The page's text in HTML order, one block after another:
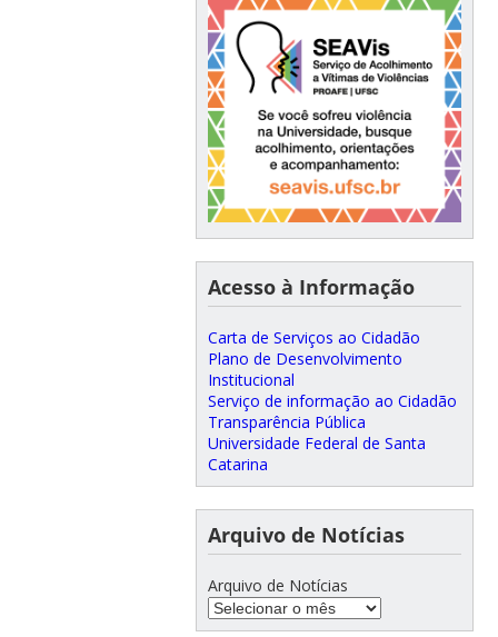
Acesso à Informação
Carta de Serviços ao Cidadão
Plano de Desenvolvimento
Institucional
Serviço de informação ao Cidadão
Transparência Pública
Universidade Federal de Santa
Catarina
Arquivo de Notícias
Arquivo de Notícias